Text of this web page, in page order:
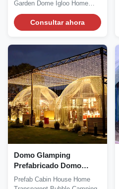
Garden Dome Igloo Home
Tent We understand the...
Consultar ahora
Domo Glamping
Prefabricado Domo
Glamping Prefabricado
Diámetro 5m
Prefab Cabin House Home